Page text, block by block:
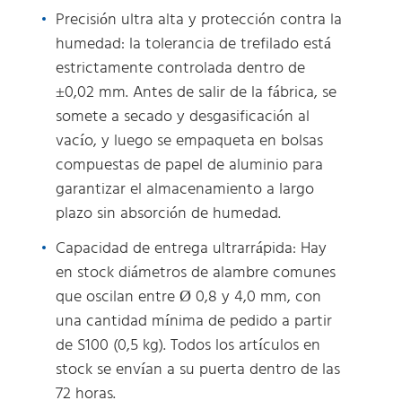
Precisión ultra alta y protección contra la
humedad: la tolerancia de trefilado está
estrictamente controlada dentro de
±0,02 mm. Antes de salir de la fábrica, se
somete a secado y desgasificación al
vacío, y luego se empaqueta en bolsas
compuestas de papel de aluminio para
garantizar el almacenamiento a largo
plazo sin absorción de humedad.
Capacidad de entrega ultrarrápida: Hay
en stock diámetros de alambre comunes
que oscilan entre Ø 0,8 y 4,0 mm, con
una cantidad mínima de pedido a partir
de S100 (0,5 kg). Todos los artículos en
stock se envían a su puerta dentro de las
72 horas.